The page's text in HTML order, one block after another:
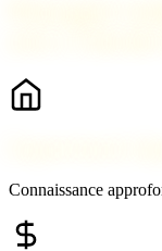
Connaissance